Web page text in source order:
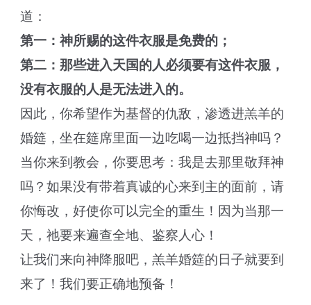
道：
第一：神所赐的这件衣服是免费的；
第二：那些进入天国的人必须要有这件衣服，
没有衣服的人是无法进入的。
因此，你希望作为基督的仇敌，渗透进羔羊的
婚筵，坐在筵席里面一边吃喝一边抵挡神吗？
当你来到教会，你要思考：我是去那里敬拜神
吗？如果没有带着真诚的心来到主的面前，请
你悔改，好使你可以完全的重生！因为当那一
天，祂要来遍查全地、鉴察人心！
让我们来向神降服吧，羔羊婚筵的日子就要到
来了！我们要正确地预备！